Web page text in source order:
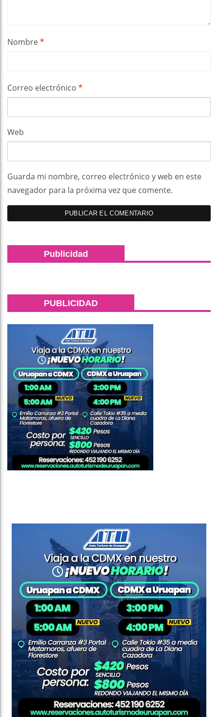
Nombre*
Correo electrónico *
Web
Guarda mi nombre, correo electrónico y web en este
navegador para la próxima vez que comente.
Publicidad
PUBLICIDAD